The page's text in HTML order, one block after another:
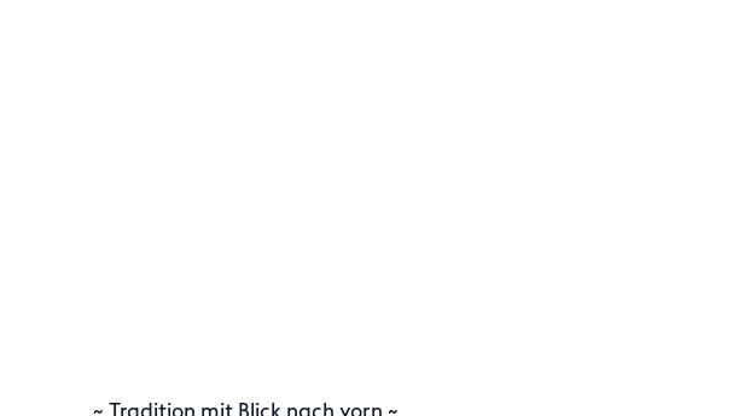
~ Tradition mit Blick nach vorn ~